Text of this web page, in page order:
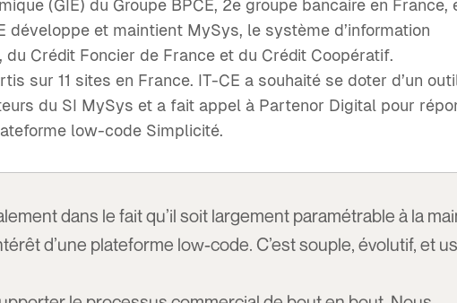
(GIE) du Groupe BPCE, 2e groupe bancaire en France,
développe et maintient MySys, le système d’information
du Crédit Foncier de France et du Crédit Coopératif.
sur 11 sites en France. IT-CE a souhaité se doter d’un
du SI MySys et a fait appel à Partenor Digital pour
low-code Simplicité.
dans le fait qu’il soit largement paramétrable à la
d’une plateforme low-code. C’est souple, évolutif, et